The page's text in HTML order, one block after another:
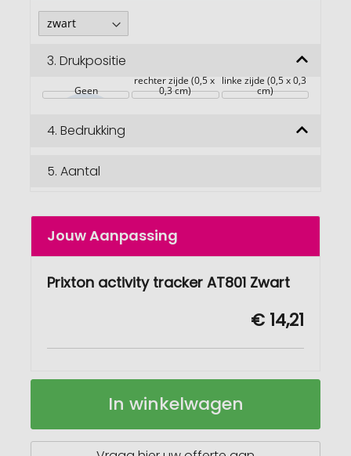
3. Drukpositie
Geen
rechter zijde (0,5 x
0,3 cm)
linke zijde (0,5 x 0,3
cm)
4. Bedrukking
5. Aantal
Jouw Aanpassing
Prixton activity tracker AT801 Zwart
€ 14,21
AT801
In winkelwagen